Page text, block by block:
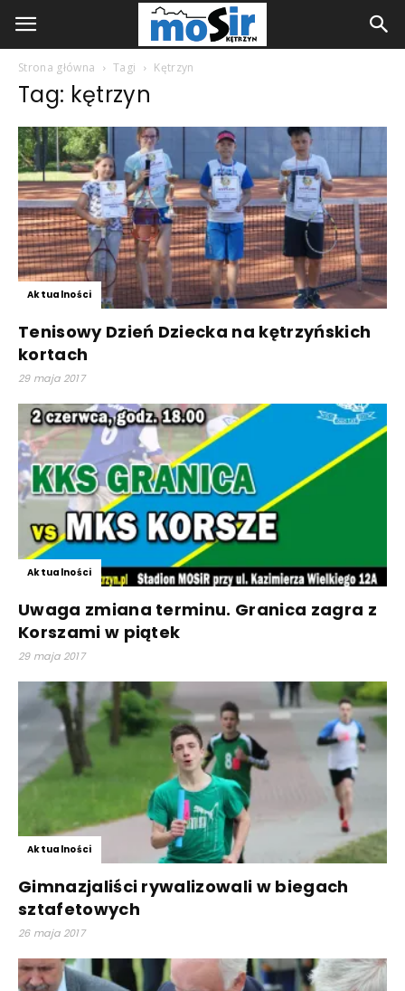
Strona główna Tagi Kętrzyn
Tag: kętrzyn
Aktualności
Tenisowy Dzień Dziecka na kętrzyńskich
kortach
29 maja 2017
Aktualności
Uwaga zmiana terminu. Granica zagra z
Korszami w piątek
29 maja 2017
Aktualności
Gimnazjaliści rywalizowali w biegach
sztafetowych
26 maja 2017